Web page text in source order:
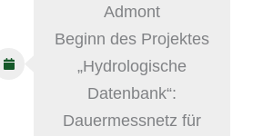
Admont
Beginn des Projektes
„Hydrologische
Datenbank“:
Dauermessnetz für